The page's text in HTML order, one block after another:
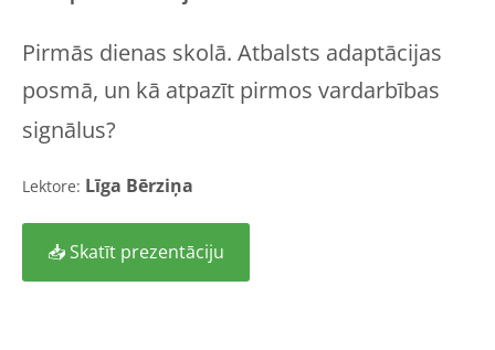
Pirmās dienas skolā. Atbalsts adaptācijas
posmā, un kā atpazīt pirmos vardarbības
signālus?
Lektore: Līga Bērziņa
📥 Skatīt prezentāciju